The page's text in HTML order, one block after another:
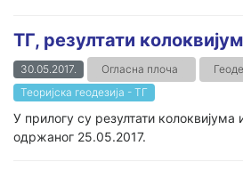
ТГ, резултати
30.05.2017. Огласна плоча
Теоријска геодезија - ТГ
У прилогу су резултати колоквијума
одржаног 25.05.2017.